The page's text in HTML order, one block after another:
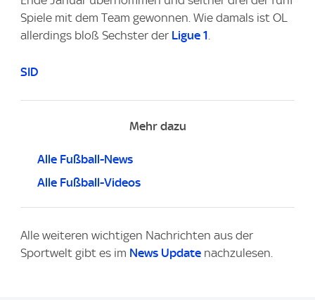
Spiele mit dem Team gewonnen. Wie damals ist OL
allerdings bloß Sechster der Ligue 1.
SID
Mehr dazu
Alle Fußball-News
Alle Fußball-Videos
Alle weiteren wichtigen Nachrichten aus der
Sportwelt gibt es im News Update nachzulesen.